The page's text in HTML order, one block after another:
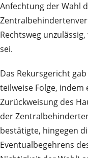
Anfechtung der Wahl
Rechtsweg
sei.
Das Rekursgericht
teilweise Folge,
Zurückweisung des
der
bestätigte, hingegen
Eventualbegehrens